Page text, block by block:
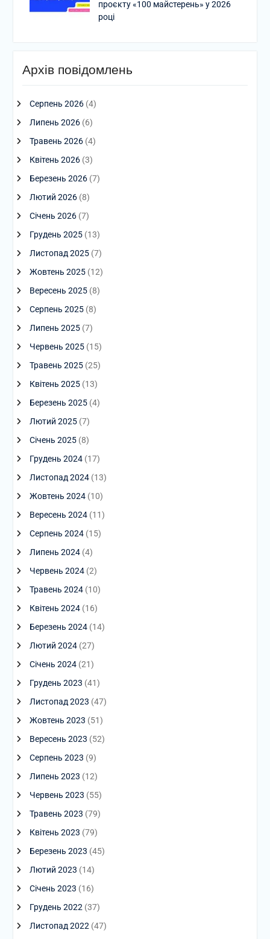
проєкту «100 майстерень» у 2026
році
Архів повідомлень
Серпень 2026(4)
Липень 2026(6)
Травень 2026(4)
Квітень 2026(3)
Березень 2026(7)
Лютий 2026(8)
Січень 2026(7)
Грудень 2025(13)
Листопад 2025(7)
Жовтень 2025(12)
Вересень 2025(8)
Серпень 2025(8)
Липень 2025(7)
Червень 2025(15)
Травень 2025(25)
Квітень 2025(13)
Березень 2025(4)
Лютий 2025(7)
Січень 2025(8)
Грудень 2024(17)
Листопад 2024(13)
Жовтень 2024(10)
Вересень 2024(11)
Серпень 2024(15)
Липень 2024(4)
Червень 2024(2)
Травень 2024(10)
Квітень 2024(16)
Березень 2024(14)
Лютий 2024(27)
Січень 2024(21)
Грудень 2023 (41)
Листопад 2023 (47)
Жовтень 2023 (51)
Вересень 2023 (52)
Серпень 2023 (9)
Липень 2023 (12)
Червень 2023 (55)
Травень 2023 (79)
Квітень 2023 (79)
Березень 2023 (45)
Лютий 2023 (14)
Січень 2023 (16)
Грудень 2022 (37)
Листопад 2022 (47)